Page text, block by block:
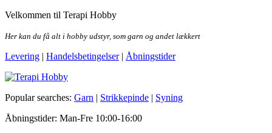
Skip
the
Velkommen til Terapi Hobby
Her kan du få alt i hobby udstyr, som garn og andet lækkert
Levering | Handelsbetingelser| Åbningstider
Terapi Hobby
Popular searches: Garn | Strikkepinde | Syning
Åbningstider: Man-Fre 10:00-16:00